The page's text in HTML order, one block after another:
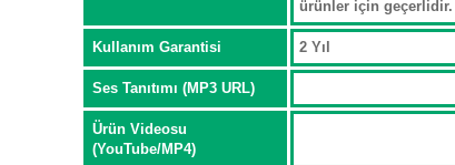
ürünler için geçerlidir.
Kullanım Garantisi 2 Yıl
Ses Tanıtımı (MP3 URL)
Ürün Videosu
(YouTube/MP4)